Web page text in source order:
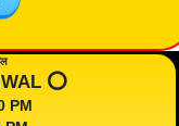
⭕️
PM